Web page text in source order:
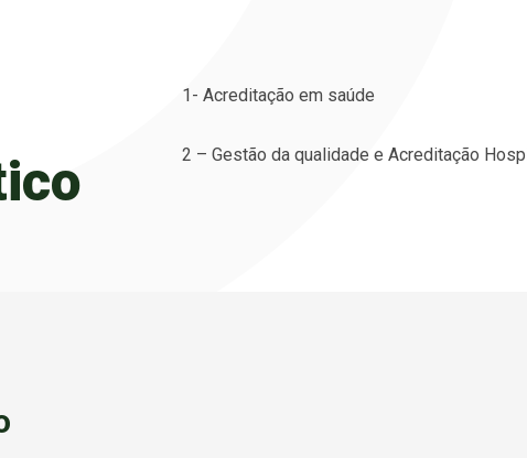
1- Acreditação em saúde
2 – Gestão da qualidade e Acreditação